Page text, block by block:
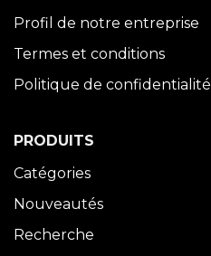
Profil de notre entreprise
Termes et conditions
Politique de confidentialité
PRODUITS
Catégories
Nouveautés
Recherche